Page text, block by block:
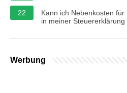
22
Kann ich Nebenkosten
in meiner
Werbung